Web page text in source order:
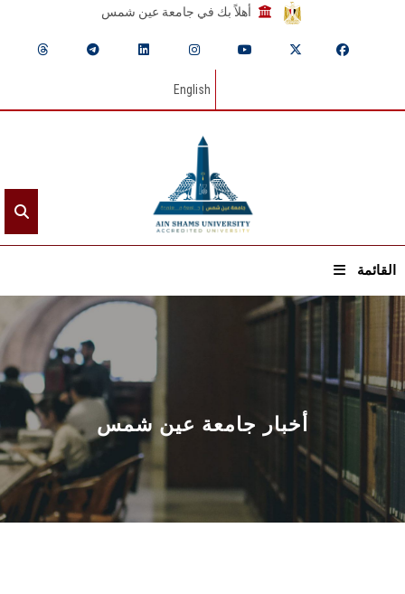
أهلاً بك في جامعة عين شمس
English
القائمة
الرئيسيـة
عن الجامعة
القطاعـات
الشئون الأكاديمية
البحث العلمي
أخبار جامعة عين شمس